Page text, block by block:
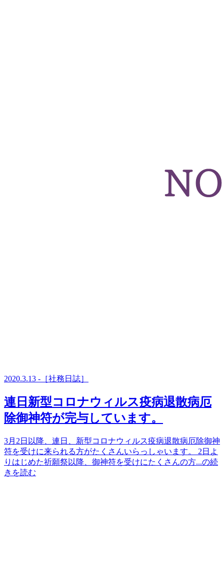
2020.3.13 -［社務日誌］
連日新型コロナウィルス疫病退散病厄
除御神符が完与しています。
3月2日以降、連日、新型コロナウィルス疫病退散病厄除御神
符を受けに来られる方がたくさんいらっしゃいます。 2日よ
りはじめた祈願祭以降、御神符を受けにたくさんの方...の続
きを読む